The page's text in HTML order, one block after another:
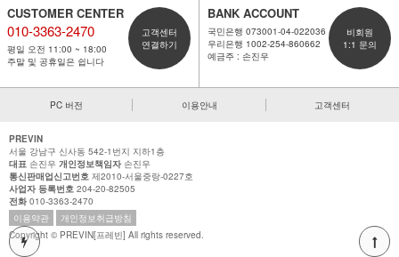
CUSTOMER CENTER
010-3363-2470
평일 오전 11:00 ~ 18:00
주말 및 공휴일은 쉽니다
고객센터
연결하기
BANK ACCOUNT
국민은행 073001-04-022036
우리은행 1002-254-860662
예금주 : 손진우
비회원
1:1 문의
PC 버전 이용안내 고객센터
PREVIN
서울 강남구 신사동 542-1번지 지하1층
대표 손진우 개인정보책임자손진우
통신판매업신고번호 제2010-서울중랑-0227호
사업자 등록번호 204-20-82505
전화 010-3363-2470
이용약관
개인정보취급방침
Copyright © PREVIN[프레빈] All rights reserved.